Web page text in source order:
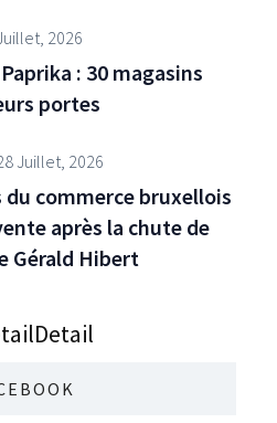
2026
: 30 magasins
portes
Juillet, 2026
du commerce bruxellois
après la chute de
Gérald Hibert